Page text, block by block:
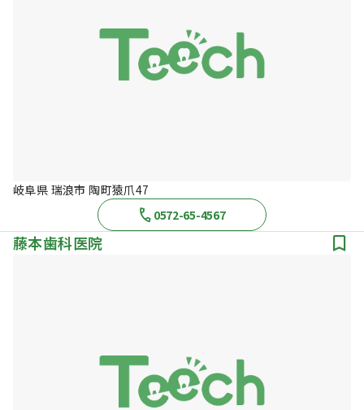
岐阜県 瑞浪市 陶町猿爪47
0572-65-4567
藤本歯科医院